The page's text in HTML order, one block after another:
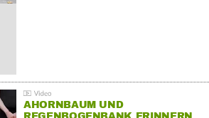
AHORNBAUM UND